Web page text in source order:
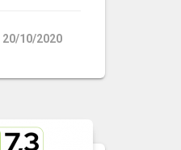
20/10/2020